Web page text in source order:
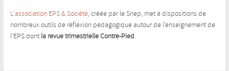
L’association EPS & Société, créée par le Snep, met à dispositions de
nombreux outils de réflexion pédagogique autour de l’enseignement de
l’EPS dont la revue trimestrielle Contre-Pied.